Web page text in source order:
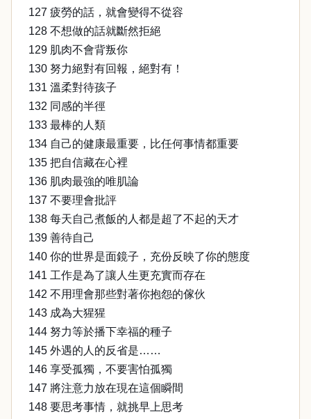
127 疲勞的話，就會變得不從容
128 不想做的話就斷然拒絕
129 肌肉不會背叛你
130 努力絕對有回報，絕對有！
131 溫柔對待孩子
132 同感的半徑
133 最棒的人類
134 自己的健康最重要，比任何事情都重要
135 把自信藏在心裡
136 肌肉最強的唯肌論
137 不要理會批評
138 每天自己煮飯的人都是超了不起的天才
139 善待自己
140 你的世界是面鏡子，充份反映了你的態度
141 工作是為了讓人生更充實而存在
142 不用理會那些對著你抱怨的傢伙
143 成為大猩猩
144 努力等於播下幸福的種子
145 外遇的人的反省是……
146 享受孤獨，不要害怕孤獨
147 將注意力放在現在這個瞬間
148 要思考事情，就挑早上思考